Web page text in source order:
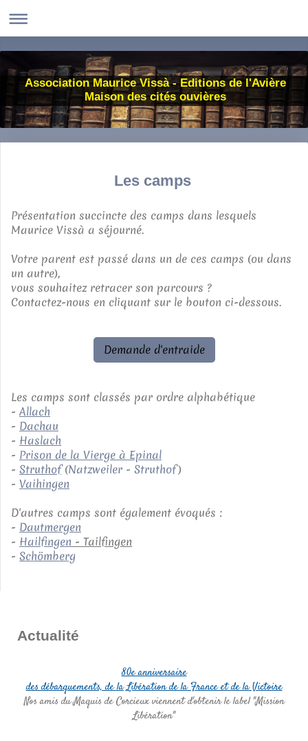
Association Maurice Vissà - Editions de l'Avière
Maison des cités ouvières
Les camps
Présentation succincte des camps dans lesquels
Maurice Vissà a séjourné.
Votre parent est passé dans un de ces camps (ou dans
un autre),
vous souhaitez retracer son parcours ?
Contactez-nous en cliquant sur le bouton ci-dessous.
Demande d'entraide
Les camps sont classés par ordre alphabétique
- Allach
- Dachau
- Haslach
- Prison de la Vierge à Epinal
- Struthof(Natzweiler - Struthof)
- Vaihingen
D'autres camps sont également évoqués :
- Dautmergen
- Hailfingen - Tailfingen
- Schömberg
Actualité
80e anniversaire
des débarquements, de la Libération de la France et de la Victoire
Nos amis du Maquis de Corcieux viennent d'obtenir le label "Mission
Libération"